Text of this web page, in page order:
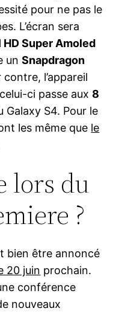
pour ne pas le
L’écran sera
Super Amoled
unSnapdragon
contre, l’appareil
ci passe aux 8
Galaxy S4. Pour le
les même que le
lors du
?
bien être annoncé
20 juin prochain.
conférence
nouveaux